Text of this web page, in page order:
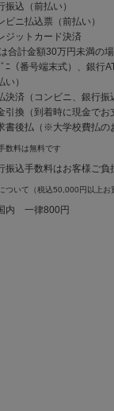
振込（前払い）
ビニ払込票（前払い）
ジットカード決済
合計金額30万円未満の
ﾞﾆ（番号端末式）、銀行
い）
決済（コンビニ、銀行
引換（到着時に現金でお
書後払（※大学校費払の
数料は無料です
振込手数料はお客様ご負
ついて（税込50,000円以上お
内 一律800円